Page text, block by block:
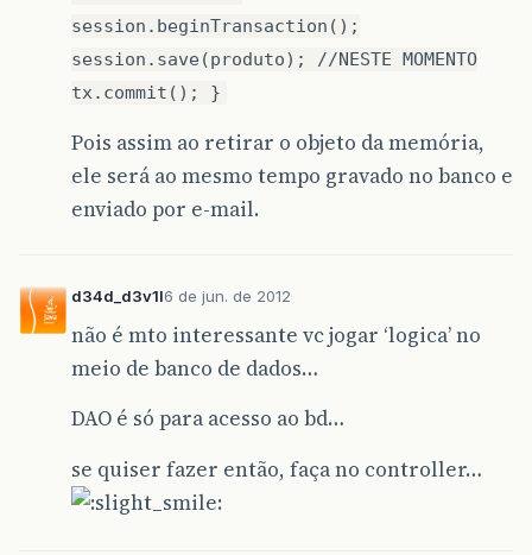
session.beginTransaction();
session.save(produto); //NESTE MOMENTO
tx.commit(); }
Pois assim ao retirar o objeto da memória,
ele será ao mesmo tempo gravado no banco e
enviado por e-mail.
d34d_d3v1l6 de jun. de 2012
não é mto interessante vc jogar ‘logica’ no
meio de banco de dados…
DAO é só para acesso ao bd…
se quiser fazer então, faça no controller…